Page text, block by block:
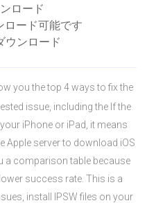
ロード
ロード可能です
ウンロード
you the top 4 ways to fix the
issue, including the If the
iPhone or iPad, it means
Apple server to download iOS
a comparison table because
success rate. This is a
install IPSW files on your